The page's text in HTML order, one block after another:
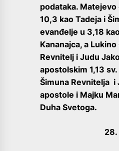
podataka.
10,3 kao Tadeja i
evanđelje u 3,18
Kananajca, a
Revnitelj i Judu
apostolskim 1,13
Šimuna Revnitelja i
apostole i Majku
Duha Svetoga.
28.